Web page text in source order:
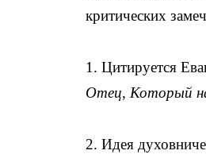
критических
1. Цитируется
Отец, Который
2. Идея